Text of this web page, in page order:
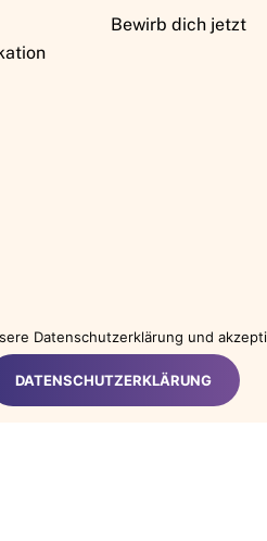
Bewirb dich jetzt
Lettisch
Datenschutzerklärung und
DATENSCHUTZERKLÄRUNG